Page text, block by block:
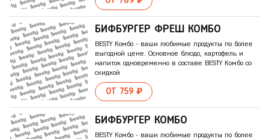
БИФБУРГЕР ФРЕШ КОМБО
BESTY Комбо - ваши любимые продукты по более
выгодной цене. Основное блюдо, картофель и
напиток одновременно в составе BESTY Комбо со
скидкой
ОТ 759 ₽
БИФБУРГЕР КОМБО
BESTY Комбо - ваши любимые продукты по более